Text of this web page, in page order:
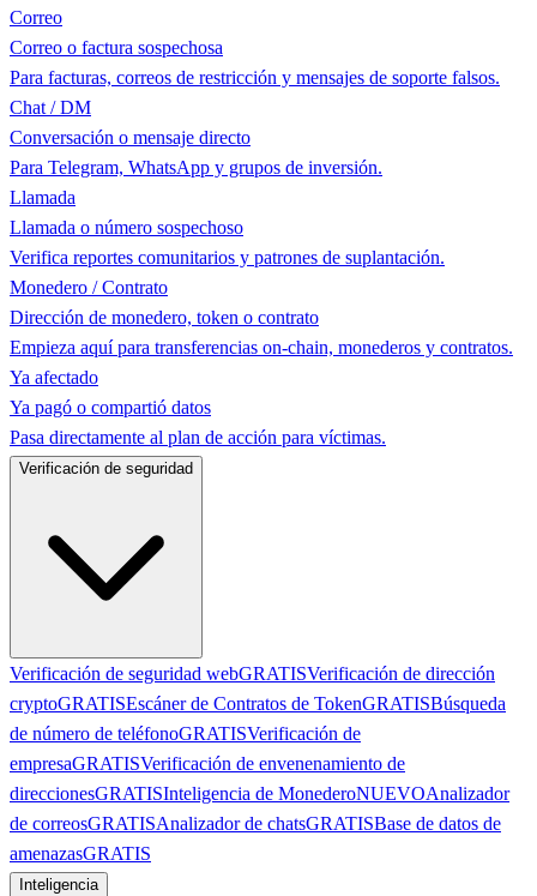
Correo
Correo o factura sospechosa
Para facturas, correos de restricción y mensajes de soporte falsos.
Chat / DM
Conversación o mensaje directo
Para Telegram, WhatsApp y grupos de inversión.
Llamada
Llamada o número sospechoso
Verifica reportes comunitarios y patrones de suplantación.
Monedero / Contrato
Dirección de monedero, token o contrato
Empieza aquí para transferencias on-chain, monederos y contratos.
Ya afectado
Ya pagó o compartió datos
Pasa directamente al plan de acción para víctimas.
Verificación de seguridad
Verificación de seguridad webGRATISVerificación de dirección
cryptoGRATISEscáner de Contratos de TokenGRATISBúsqueda
de número de teléfonoGRATISVerificación de
empresaGRATISVerificación de envenenamiento de
direccionesGRATISInteligencia de MonederoNUEVOAnalizador
de correosGRATISAnalizador de chatsGRATISBase de datos de
amenazasGRATIS
Inteligencia